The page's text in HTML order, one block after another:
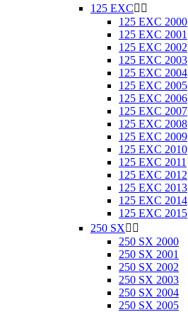
125 EXC 
125 EXC 2000
125 EXC 2001
125 EXC 2002
125 EXC 2003
125 EXC 2004
125 EXC 2005
125 EXC 2006
125 EXC 2007
125 EXC 2008
125 EXC 2009
125 EXC 2010
125 EXC 2011
125 EXC 2012
125 EXC 2013
125 EXC 2014
125 EXC 2015
250 SX 
250 SX 2000
250 SX 2001
250 SX 2002
250 SX 2003
250 SX 2004
250 SX 2005